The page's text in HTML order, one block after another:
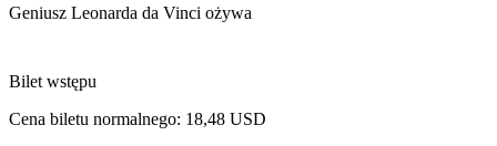
Geniusz Leonarda da Vinci ożywa
Bilet wstępu
Cena biletu normalnego: 18,48 USD